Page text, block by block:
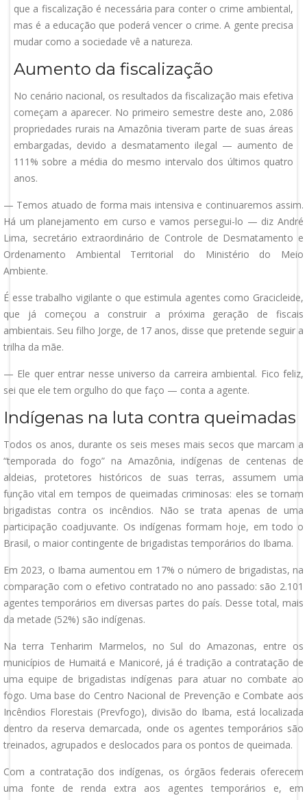
que a fiscalização é necessária para conter o crime ambiental,
mas é a educação que poderá vencer o crime. A gente precisa
mudar como a sociedade vê a natureza.
Aumento da fiscalização
No cenário nacional, os resultados da fiscalização mais efetiva
começam a aparecer. No primeiro semestre deste ano, 2.086
propriedades rurais na Amazônia tiveram parte de suas áreas
embargadas, devido a desmatamento ilegal — aumento de
111% sobre a média do mesmo intervalo dos últimos quatro
anos.
— Temos atuado de forma mais intensiva e continuaremos assim.
Há um planejamento em curso e vamos persegui-lo — diz André
Lima, secretário extraordinário de Controle de Desmatamento e
Ordenamento Ambiental Territorial do Ministério do Meio
Ambiente.
É esse trabalho vigilante o que estimula agentes como Gracicleide,
que já começou a construir a próxima geração de fiscais
ambientais. Seu filho Jorge, de 17 anos, disse que pretende seguir a
trilha da mãe.
— Ele quer entrar nesse universo da carreira ambiental. Fico feliz,
sei que ele tem orgulho do que faço — conta a agente.
Indígenas na luta contra queimadas
Todos os anos, durante os seis meses mais secos que marcam a
“temporada do fogo” na Amazônia, indígenas de centenas de
aldeias, protetores históricos de suas terras, assumem uma
função vital em tempos de queimadas criminosas: eles se tornam
brigadistas contra os incêndios. Não se trata apenas de uma
participação coadjuvante. Os indígenas formam hoje, em todo o
Brasil, o maior contingente de brigadistas temporários do Ibama.
Em 2023, o Ibama aumentou em 17% o número de brigadistas, na
comparação com o efetivo contratado no ano passado: são 2.101
agentes temporários em diversas partes do país. Desse total, mais
da metade (52%) são indígenas.
Na terra Tenharim Marmelos, no Sul do Amazonas, entre os
municípios de Humaitá e Manicoré, já é tradição a contratação de
uma equipe de brigadistas indígenas para atuar no combate ao
fogo. Uma base do Centro Nacional de Prevenção e Combate aos
Incêndios Florestais (Prevfogo), divisão do Ibama, está localizada
dentro da reserva demarcada, onde os agentes temporários são
treinados, agrupados e deslocados para os pontos de queimada.
Com a contratação dos indígenas, os órgãos federais oferecem
uma fonte de renda extra aos agentes temporários e, em